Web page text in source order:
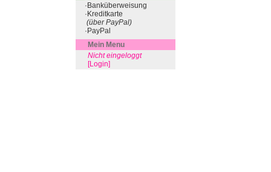
·Banküberweisung
·Kreditkarte
(über PayPal)
·PayPal
Mein Menu
Nicht eingeloggt
[Login]